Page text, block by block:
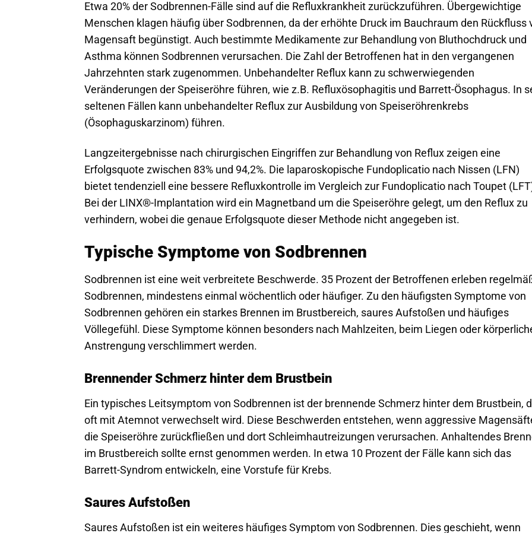
Etwa 20% der Sodbrennen-Fälle sind auf die Refluxkrankheit zurückzuführen. Übergewichtige
Menschen klagen häufig über Sodbrennen, da der erhöhte Druck im Bauchraum den Rückfluss
Magensaft begünstigt. Auch bestimmte Medikamente zur Behandlung von Bluthochdruck und
Asthma können Sodbrennen verursachen. Die Zahl der Betroffenen hat in den vergangenen
Jahrzehnten stark zugenommen. Unbehandelter Reflux kann zu schwerwiegenden
Veränderungen der Speiseröhre führen, wie z.B. Refluxösophagitis und Barrett-Ösophagus. In
seltenen Fällen kann unbehandelter Reflux zur Ausbildung von Speiseröhrenkrebs
(Ösophaguskarzinom) führen.
Langzeitergebnisse nach chirurgischen Eingriffen zur Behandlung von Reflux zeigen eine
Erfolgsquote zwischen 83% und 94,2%. Die laparoskopische Fundoplicatio nach Nissen (LFN)
bietet tendenziell eine bessere Refluxkontrolle im Vergleich zur Fundoplicatio nach Toupet
Bei der LINX®-Implantation wird ein Magnetband um die Speiseröhre gelegt, um den Reflux zu
verhindern, wobei die genaue Erfolgsquote dieser Methode nicht angegeben ist.
Typische Symptome von Sodbrennen
Sodbrennen ist eine weit verbreitete Beschwerde. 35 Prozent der Betroffenen erleben
Sodbrennen, mindestens einmal wöchentlich oder häufiger. Zu den häufigsten Symptome von
Sodbrennen gehören ein starkes Brennen im Brustbereich, saures Aufstoßen und häufiges
Völlegefühl. Diese Symptome können besonders nach Mahlzeiten, beim Liegen oder
Anstrengung verschlimmert werden.
Brennender Schmerz hinter dem Brustbein
Ein typisches Leitsymptom von Sodbrennen ist der brennende Schmerz hinter dem Brustbein,
oft mit Atemnot verwechselt wird. Diese Beschwerden entstehen, wenn aggressive
die Speiseröhre zurückfließen und dort Schleimhautreizungen verursachen. Anhaltendes
im Brustbereich sollte ernst genommen werden. In etwa 10 Prozent der Fälle kann sich das
Barrett-Syndrom entwickeln, eine Vorstufe für Krebs.
Saures Aufstoßen
Saures Aufstoßen ist ein weiteres häufiges Symptom von Sodbrennen. Dies geschieht, wenn